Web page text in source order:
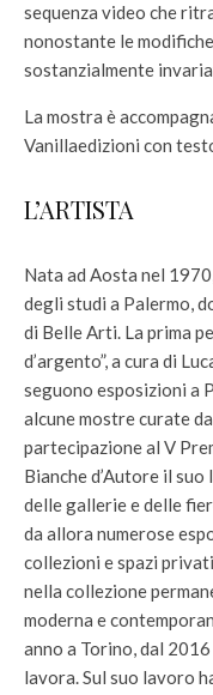
sequenza video che
nonostante le
sostanzialmente
La mostra è
Vanillaedizioni con
L’ARTISTA
Nata ad Aosta nel
degli studi a Palermo,
di Belle Arti. La prima
d’argento”, a cura di
seguono esposizioni a
alcune mostre curate
partecipazione al V
Bianche d’Autore il
delle gallerie e delle
da allora numerose
collezioni e spazi
nella collezione
moderna e
anno a Torino, dal
lavora. Sul suo lavoro